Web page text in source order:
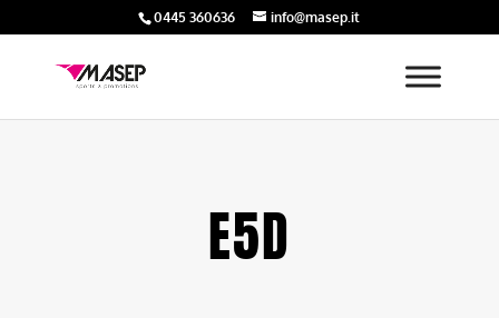
0445 360636 info@masep.it
E5D